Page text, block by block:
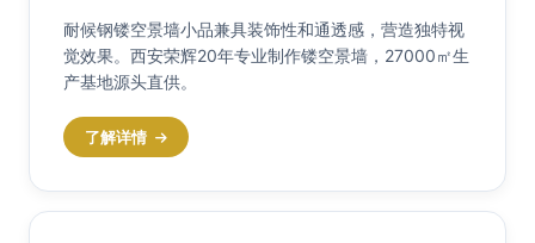
耐候钢镂空景墙小品兼具装饰性和通透感，营造独特视
觉效果。西安荣辉20年专业制作镂空景墙，27000㎡生
产基地源头直供。
了解详情